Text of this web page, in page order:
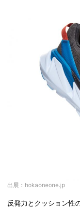
出展：hokaoneone.jp
反発力とクッション性